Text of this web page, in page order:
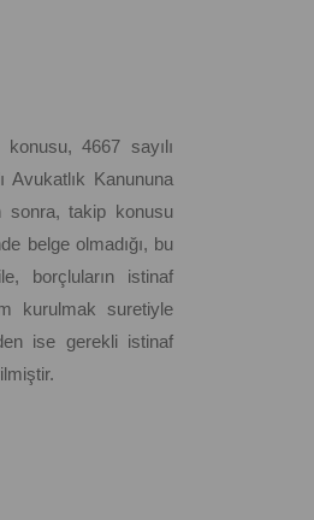
4667 sayılı
Avukatlık Kanununa
sonra, takip konusu
belge olmadığı, bu
borçluların istinaf
kurulmak suretiyle
ise gerekli istinaf